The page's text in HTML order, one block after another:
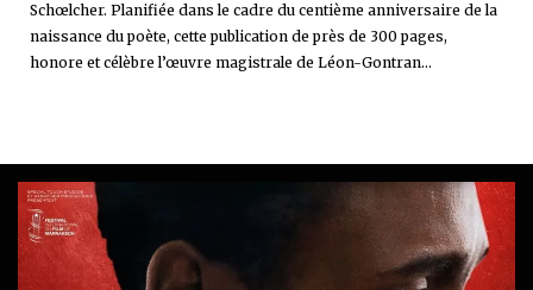
Schœlcher. Planifiée dans le cadre du centième anniversaire de la
naissance du poète, cette publication de près de 300 pages,
honore et célèbre l’œuvre magistrale de Léon-Gontran...